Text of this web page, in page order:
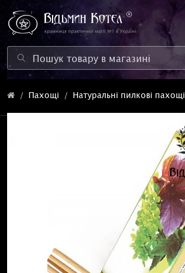
Пахощі Натуральні пилкові пахощі